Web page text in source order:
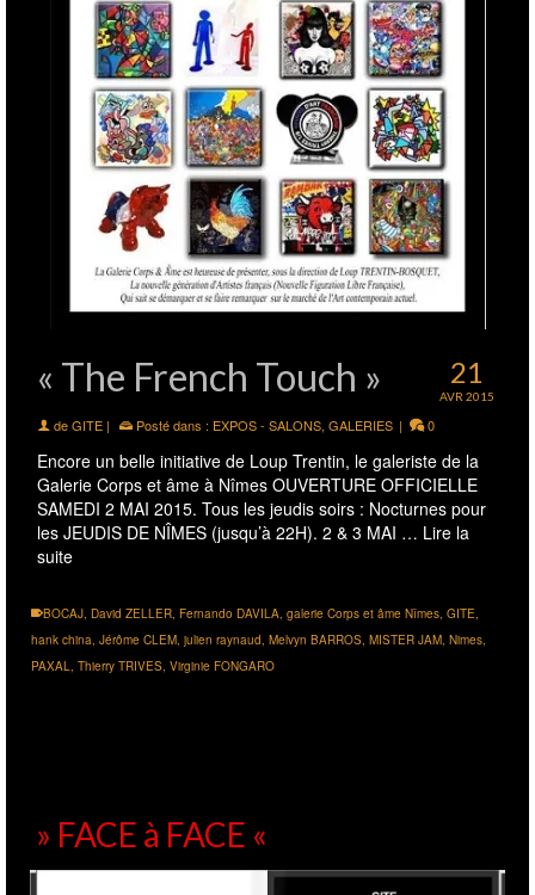
21
AVR 2015
« The French Touch »
deGITE | Posté dans : EXPOS - SALONS, GALERIES | 0
Encore un belle initiative de Loup Trentin, le galeriste de la
Galerie Corps et âme à Nîmes OUVERTURE OFFICIELLE
SAMEDI 2 MAI 2015. Tous les jeudis soirs : Nocturnes pour
les JEUDIS DE NÎMES (jusqu’à 22H). 2 & 3 MAI … Lire la
suite
BOCAJ, David ZELLER, Fernando DAVILA, galerie Corps et âme Nîmes, GITE,
hank china, Jérôme CLEM, julien raynaud, Melvyn BARROS, MISTER JAM, Nimes,
PAXAL, Thierry TRIVES, Virginie FONGARO
» FACE à FACE «